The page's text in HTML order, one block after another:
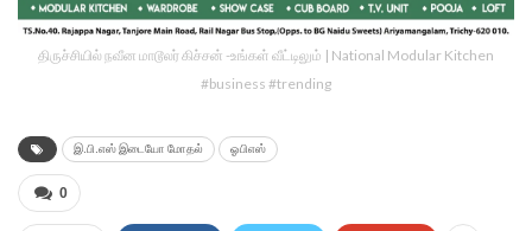
திருச்சியில் நவீன மாடூலர் கிச்சன் -உங்கள் வீட்டிலும் | National Modular Kitchen
#business #trending
இ.பி.எஸ் இடையோ மோதல் ஓபிஎஸ்
0